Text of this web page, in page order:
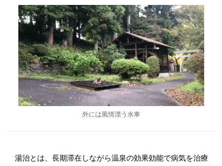
外には風情漂う水車
湯治とは、長期滞在しながら温泉の効果効能で病気を治療